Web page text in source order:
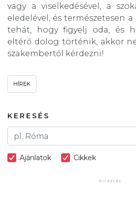
vagy a viselkedésével, a
eledelével, és természetesen
tehát, hogy figyelj oda, és
eltérő dolog történik, akkor
szakembertől kérdezni!
HÍREK
KERESÉS
Ajánlatok Cikkek